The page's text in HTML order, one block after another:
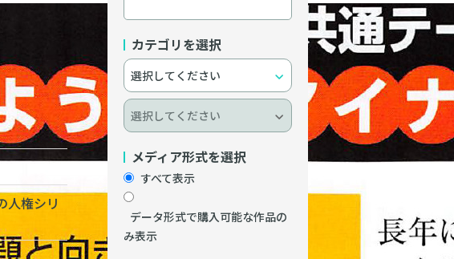
人権シリ
カテゴリを選択
メディア形式を選択
すべて表示
データ形式で購入可能な作品の
み表示